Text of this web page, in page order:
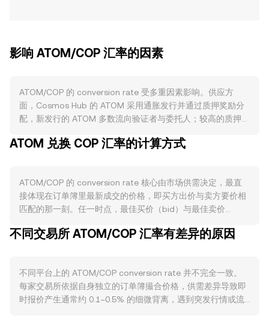
影响 ATOM/COP 汇率的因素
ATOM/COP 的 conversion rate 受多重因素影响。供应方
面，Cosmos Hub 的 ATOM 采用通胀发行并通过质押奖励分
配，新发行的 ATOM 多数流向验证者与委托人；较高的质押率
社区治理对通胀上限、通胀曲线与社区池使用的调整，都会改
动：跨链通信协议 IBC 的链间流量上升、采用 Replicated
Security（跨链安全）后消费者链向 ATOM 质押者支付的费用
与分成、以及在 Osmosis 等 DEX 上对 ATOM 流动性与抵押
态出现新用例（如链间账户、流动性质押、跨链借贷）或主流
与比特币走势具有较高相关性，BTC 的单边行情常主导加密市
场的短期方向；同时，COP 的强弱受哥伦比亚利率、通胀与大
宗商品（如原油）价格影响，这些因素会通过计价端影响
ATOM 兑换 COP 汇率的计算方式
ATOM/COP 的 conversion rate 核心由市场供需决定，最直
接体现在订单簿里最新成交的价格，即买方出价与卖方要价相
匹配的那一刻。任一时点，最佳买价（bid）与最佳卖价
间价（mid-price）。在多家平台之间，数据聚合商会计算成
越大。对于以法币计价的 ATOM/COP，部分平台可能通过
ATOM/USDT 与 USDT/COP 的组合报价间接形成参考价，这
也会传导至最终 conversion rate。在具体换算时，若以
不同交易所 ATOM/COP 汇率有差异的原因
不同平台上的 ATOM/COP conversion rate 并不完全一致。
每家交易所依据自身独立的订单簿撮合价格，供需差异导致即
时报价产生通常约 0.1–0.5% 的细微背离，遇到突发行情或流